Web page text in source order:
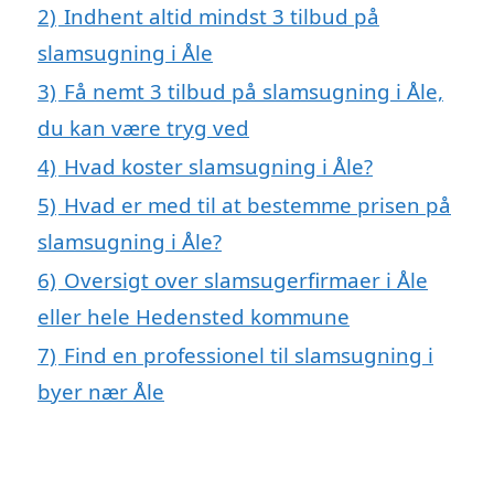
2) Indhent altid mindst 3 tilbud på
slamsugning i Åle
3) Få nemt 3 tilbud på slamsugning i Åle,
du kan være tryg ved
4) Hvad koster slamsugning i Åle?
5) Hvad er med til at bestemme prisen på
slamsugning i Åle?
6) Oversigt over slamsugerfirmaer i Åle
eller hele Hedensted kommune
7) Find en professionel til slamsugning i
byer nær Åle